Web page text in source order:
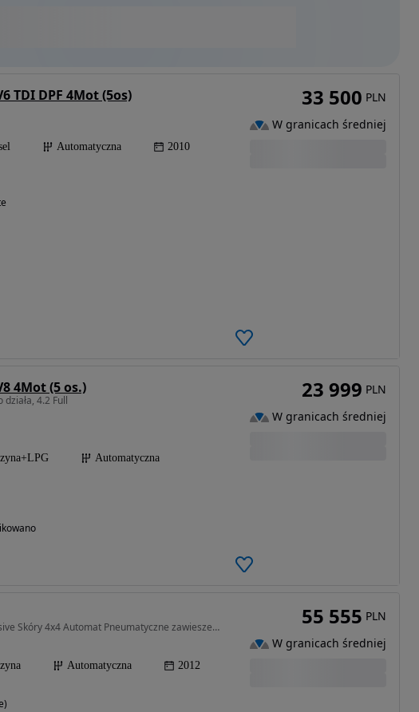
TDI DPF 4Mot (5os)
Automatyczna 2010
33 500 PLN
W granicach średniej
4Mot (5 os.)
4.2 Full
Automatyczna
23 999 PLN
W granicach średniej
4172 cm3 • 335 KM • Opłacony Exclusive Skóry 4x4 Automat Pneumatyczne zawieszenie V8 !
Automatyczna 2012
55 555 PLN
W granicach średniej